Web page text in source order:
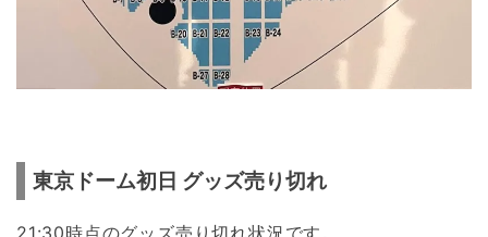
東京ドーム初日 グッズ売り切れ